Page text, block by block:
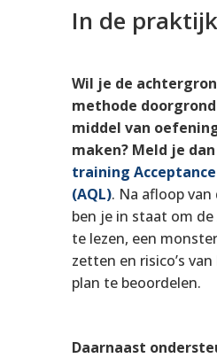
In de praktijk
Wil je de
methode
middel van
maken? Meld je
training
(AQL). Na afloop
ben je in staat om
te lezen, een
zetten en risico’s
plan te beoordelen.
Daarnaast